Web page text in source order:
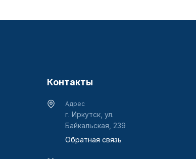
Контакты
Адрес
г. Иркутск, ул.
Байкальская, 239
Обратная связь